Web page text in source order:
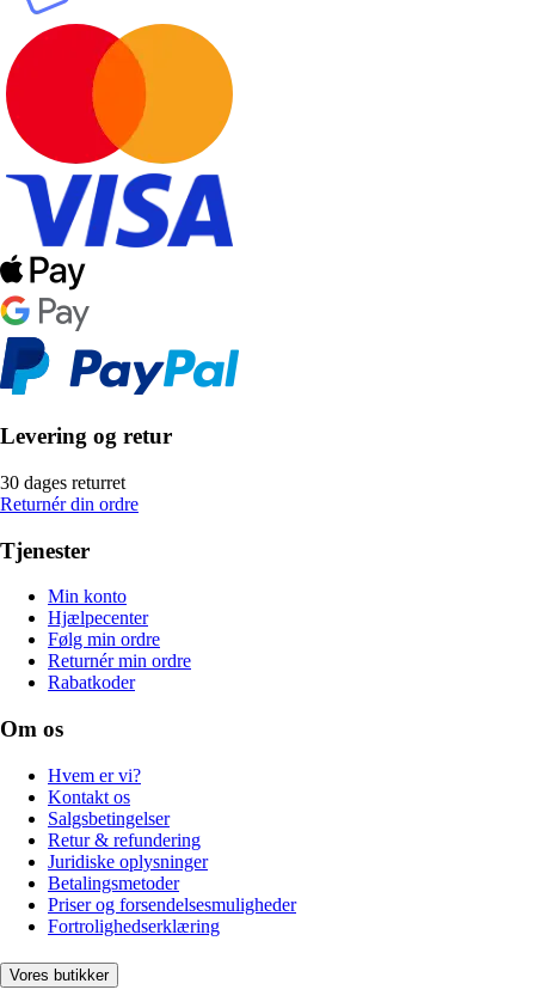
Levering og retur
30 dages returret
Returnér din ordre
Tjenester
Min konto
Hjælpecenter
Følg min ordre
Returnér min ordre
Rabatkoder
Om os
Hvem er vi?
Kontakt os
Salgsbetingelser
Retur & refundering
Juridiske oplysninger
Betalingsmetoder
Priser og forsendelsesmuligheder
Fortrolighedserklæring
Vores butikker